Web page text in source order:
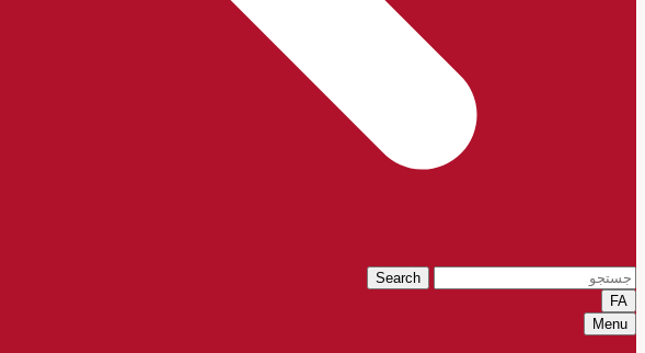
Search
FA
Menu